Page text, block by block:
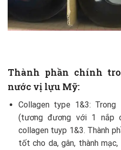
Thành phần chính
nước vị lựu Mỹ:
Collagen type 1&3:
(tương đương với 1 nắp
collagen tuyp 1&3. Thành
tốt cho da, gân, thành